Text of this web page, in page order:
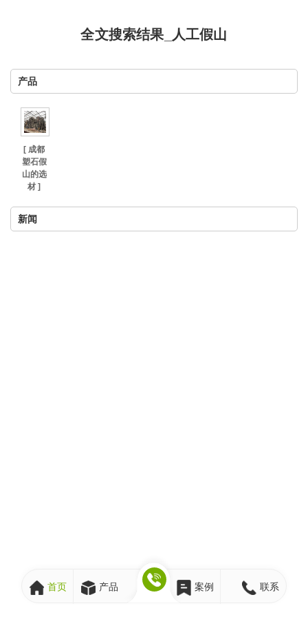
全文搜索结果_人工假山
产品
[ 成都
塑石假
山的选
材 ]
新闻
首页 产品 案例 联系